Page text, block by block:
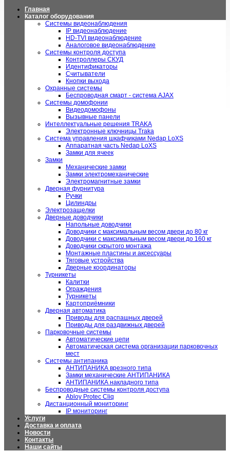
Главная
Каталог оборудования
Системы видеонаблюдения
IP видеонаблюдение
HD-TVI видеонаблюдение
Аналоговое видеонаблюдение
Системы контроля доступа
Контроллеры СКУД
Идентификаторы
Считыватели
Кнопки выхода
Охранные системы
Беспроводная смарт - система AJAX
Системы домофонии
Видеодомофоны
Вызывные панели
Интеллектуальные решения TRAKA
Электронные ключницы Traka
Система управления шкафчиками Nedap LoXS
Аппаратная часть Nedap LoXS
Замки для ячеек
Замки
Механические замки
Замки электромеханические
Электромагнитные замки
Дверная фурнитура
Ручки
Цилиндры
Электрозащелки
Дверные доводчики
Напольные доводчики
Доводчики с максимальным весом двери до 80 кг
Доводчики с максимальным весом двери до 160 кг
Доводчики скрытого монтажа
Монтажные пластины и аксессуары
Тяговые устройства
Дверные координаторы
Турникеты
Калитки
Ограждения
Турникеты
Картоприёмники
Дверная автоматика
Приводы для распашных дверей
Приводы для раздвижных дверей
Парковочные системы
Автоматические цепи
Автоматическая система организации парковочных
мест
Системы антипаника
АНТИПАНИКА врезного типа
Замки механические АНТИПАНИКА
АНТИПАНИКА накладного типа
Беспроводные системы контроля доступа
Abloy Protec Cliq
Дистанционный мониторинг
IP мониторинг
Услуги
Доставка и оплата
Новости
Контакты
Наши сайты